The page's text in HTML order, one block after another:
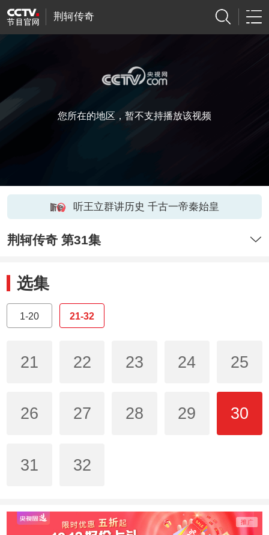
荆轲传奇
您所在的地区，暂不支持播放该视频
听王立群讲历史 千古一帝秦始皇
荆轲传奇 第31集
选集
1-20 21-32
21 22 23 24 25
26 27 28 29 30
31 32